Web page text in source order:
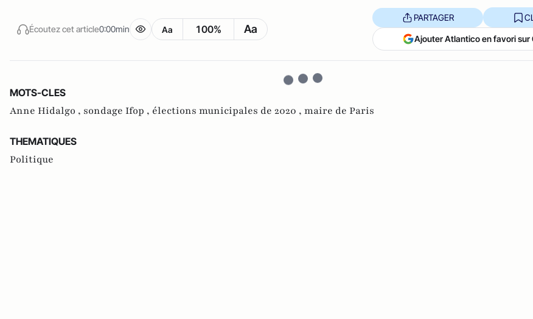
Écoutez cet article0:00min Aa 100% Aa
PARTAGER
Ajouter Atlantico en favori sur
MOTS-CLES
Anne Hidalgo , sondage Ifop , élections municipales de 2020 , maire de Paris
THEMATIQUES
Politique